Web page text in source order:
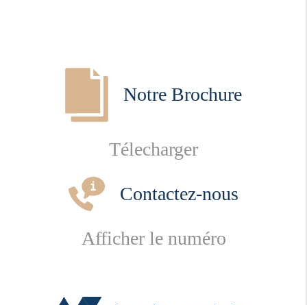
Notre Brochure
Télecharger
Contactez-nous
Afficher le numéro